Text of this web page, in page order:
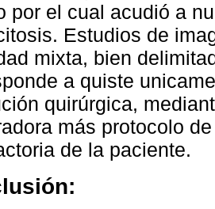
por el cual acudió a
Estudios de
mixta, bien
a quiste
quirúrgica,
más protocolo
de la paciente.